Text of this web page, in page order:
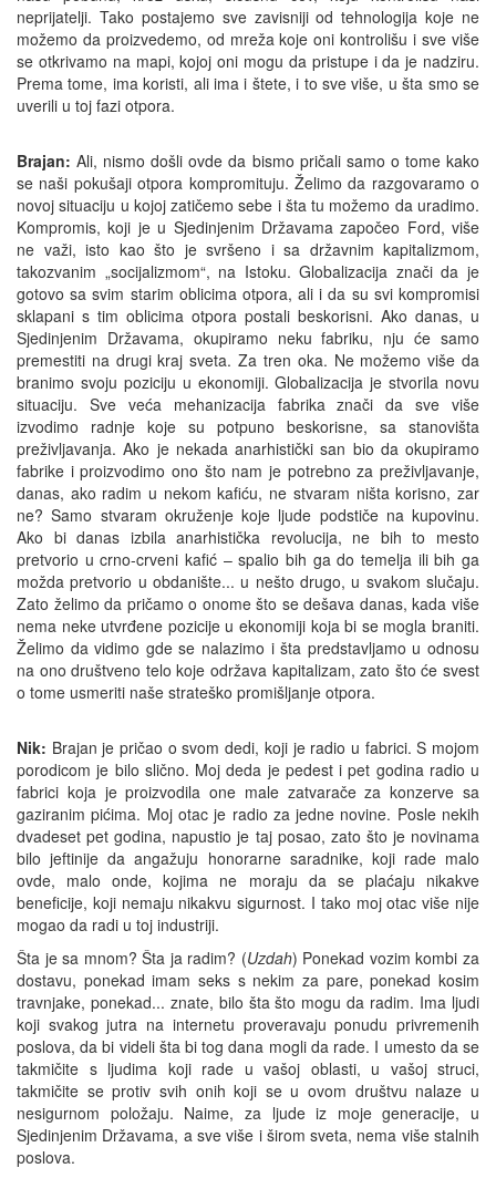
neprijatelji. Tako postajemo sve zavisniji od tehnologija koje ne
možemo da proizvedemo, od mreža koje oni kontrolišu i sve više
se otkrivamo na mapi, kojoj oni mogu da pristupe i da je nadziru.
Prema tome, ima koristi, ali ima i štete, i to sve više, u šta smo se
uverili u toj fazi otpora.
Brajan: Ali, nismo došli ovde da bismo pričali samo o tome kako
se naši pokušaji otpora kompromituju. Želimo da razgovaramo o
novoj situaciju u kojoj zatičemo sebe i šta tu možemo da uradimo.
Kompromis, koji je u Sjedinjenim Državama započeo Ford, više
ne važi, isto kao što je svršeno i sa državnim kapitalizmom,
takozvanim „socijalizmom“, na Istoku. Globalizacija znači da je
gotovo sa svim starim oblicima otpora, ali i da su svi kompromisi
sklapani s tim oblicima otpora postali beskorisni. Ako danas, u
Sjedinjenim Državama, okupiramo neku fabriku, nju će samo
premestiti na drugi kraj sveta. Za tren oka. Ne možemo više da
branimo svoju poziciju u ekonomiji. Globalizacija je stvorila novu
situaciju. Sve veća mehanizacija fabrika znači da sve više
izvodimo radnje koje su potpuno beskorisne, sa stanovišta
preživljavanja. Ako je nekada anarhistički san bio da okupiramo
fabrike i proizvodimo ono što nam je potrebno za preživljavanje,
danas, ako radim u nekom kafiću, ne stvaram ništa korisno, zar
ne? Samo stvaram okruženje koje ljude podstiče na kupovinu.
Ako bi danas izbila anarhistička revolucija, ne bih to mesto
pretvorio u crno-crveni kafić – spalio bih ga do temelja ili bih ga
možda pretvorio u obdanište... u nešto drugo, u svakom slučaju.
Zato želimo da pričamo o onome što se dešava danas, kada više
nema neke utvrđene pozicije u ekonomiji koja bi se mogla braniti.
Želimo da vidimo gde se nalazimo i šta predstavljamo u odnosu
na ono društveno telo koje održava kapitalizam, zato što će svest
o tome usmeriti naše strateško promišljanje otpora.
Nik: Brajan je pričao o svom dedi, koji je radio u fabrici. S mojom
porodicom je bilo slično. Moj deda je pedest i pet godina radio u
fabrici koja je proizvodila one male zatvarače za konzerve sa
gaziranim pićima. Moj otac je radio za jedne novine. Posle nekih
dvadeset pet godina, napustio je taj posao, zato što je novinama
bilo jeftinije da angažuju honorarne saradnike, koji rade malo
ovde, malo onde, kojima ne moraju da se plaćaju nikakve
beneficije, koji nemaju nikakvu sigurnost. I tako moj otac više nije
mogao da radi u toj industriji.
Šta je sa mnom? Šta ja radim? (Uzdah) Ponekad vozim kombi za
dostavu, ponekad imam seks s nekim za pare, ponekad kosim
travnjake, ponekad... znate, bilo šta što mogu da radim. Ima ljudi
koji svakog jutra na internetu proveravaju ponudu privremenih
poslova, da bi videli šta bi tog dana mogli da rade. I umesto da se
takmičite s ljudima koji rade u vašoj oblasti, u vašoj struci,
takmičite se protiv svih onih koji se u ovom društvu nalaze u
nesigurnom položaju. Naime, za ljude iz moje generacije, u
Sjedinjenim Državama, a sve više i širom sveta, nema više stalnih
poslova.